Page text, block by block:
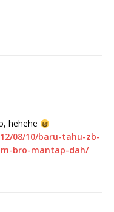
hehehe
08/10/baru-tahu-zb-
bro-mantap-dah/